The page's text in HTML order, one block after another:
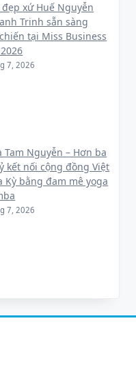
xứ Huế Nguyễn
Trinh sẵn sàng
tại Miss Business
7, 2026
Tam Nguyễn – Hơn ba
kết nối cộng đồng Việt
Kỳ bằng đam mê yoga
7, 2026